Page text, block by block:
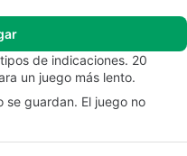
de indicaciones. 20
un juego más lento.
se guardan. El juego no